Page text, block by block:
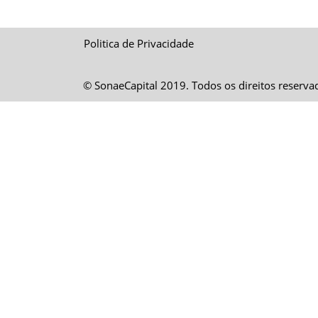
Politica de Privacidade
© SonaeCapital 2019. Todos os direitos